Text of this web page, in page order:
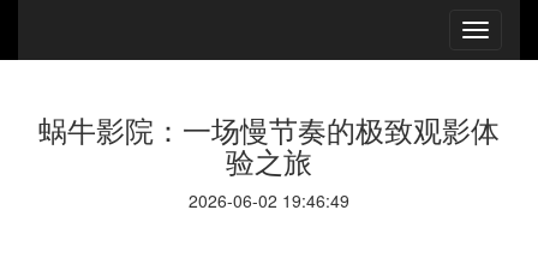
蜗牛影院：一场慢节奏的极致观影体
验之旅
2026-06-02 19:46:49